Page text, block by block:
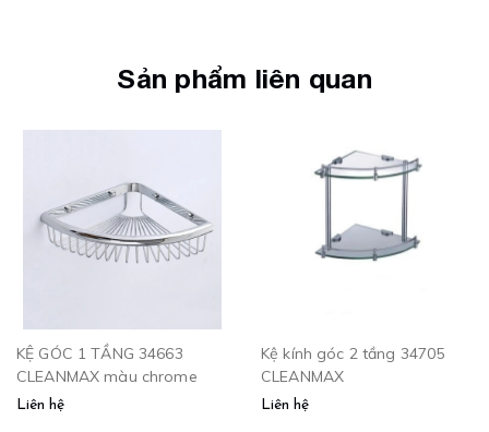
Sản phẩm liên quan
KỆ GÓC 1 TẦNG 34663
CLEANMAX màu chrome
Liên hệ
Kệ kính góc 2 tầng 34705
CLEANMAX
Liên hệ